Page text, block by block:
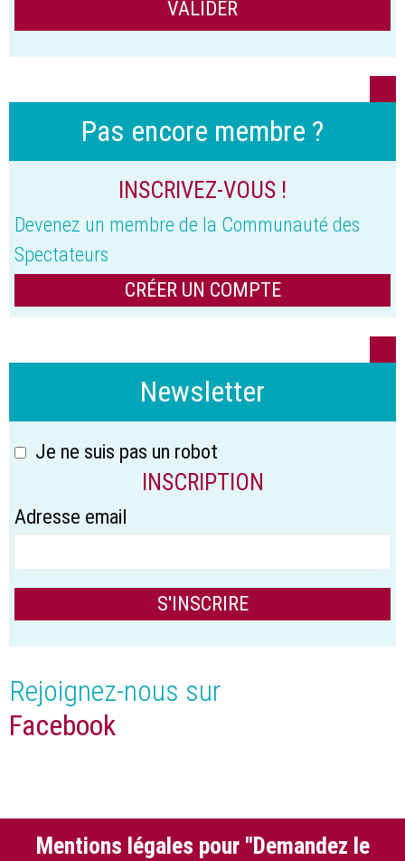
Pas encore membre ?
INSCRIVEZ-VOUS !
Devenez un membre de la Communauté des
Spectateurs
CRÉER UN COMPTE
Newsletter
Je ne suis pas un robot
INSCRIPTION
Adresse email
Rejoignez-nous sur
Facebook
Mentions légales pour "Demandez le